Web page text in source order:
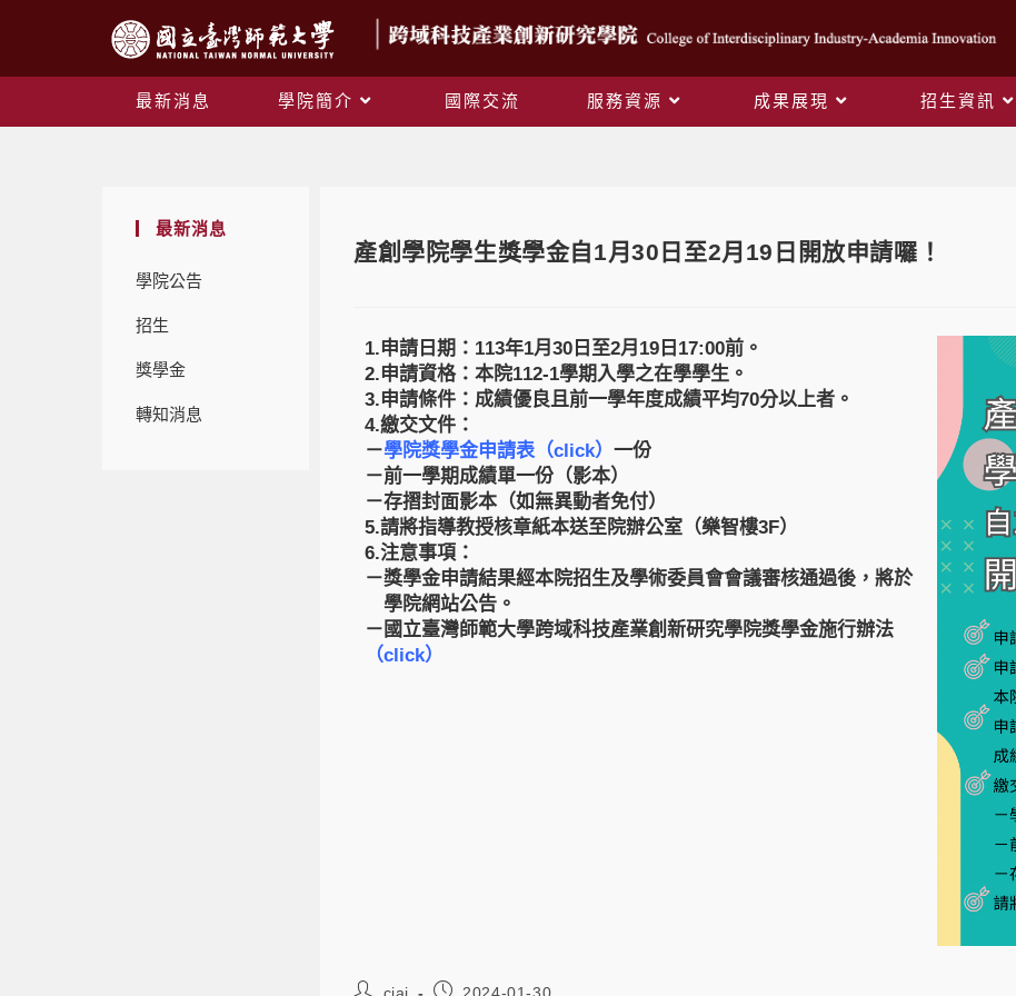
最新消息 學院簡介 國際交流 服務資源 成果展現 招生資訊
最新消息
學院公告
招生
獎學金
轉知消息
產創學院學生獎學金自1月30日至2月19日開放申請囉！
1.申請日期：113年1月30日至2月19日17:00前。
2.申請資格：本院112-1學期入學之在學學生。
3.申請條件：成績優良且前一學年度成績平均70分以上者。
4.繳交文件：
－學院獎學金申請表（click） 一份
－前一學期成績單一份（影本）
－存摺封面影本（如無異動者免付）
5.請將指導教授核章紙本送至院辦公室（樂智樓3F）
6.注意事項：
－獎學金申請結果經本院招生及學術委員會會議審核通過後，將於
學院網站公告。
－ 國立臺灣師範大學跨域科技產業創新研究學院獎學金施行辦法
（click）